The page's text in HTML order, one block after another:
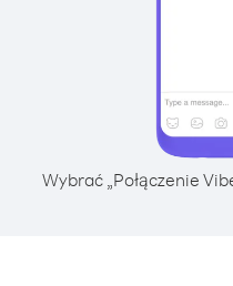
Wybrać „Połączenie